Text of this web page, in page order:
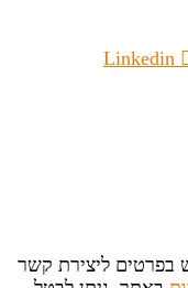
Linkedin
בפרטים ליצירת קשר